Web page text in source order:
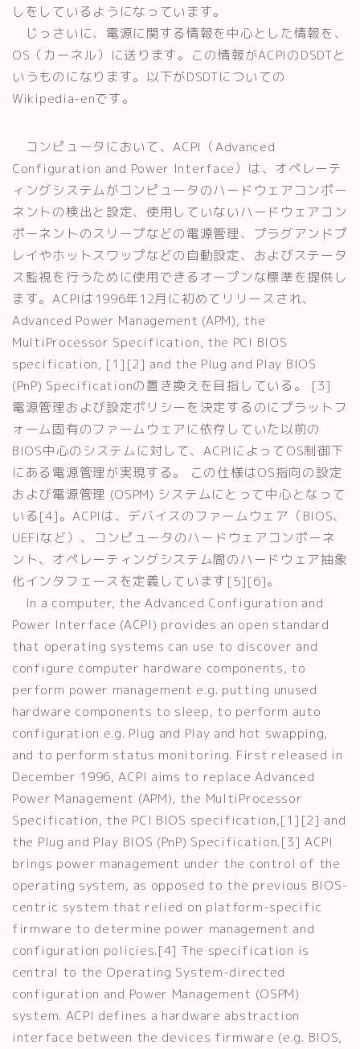
しをしているようになっています。
じっさいに、電源に関する情報を中心とした情報を、
OS（カーネル）に送ります。この情報がACPIのDSDTと
いうものになります。以下がDSDTについての
Wikipedia-enです。
コンピュータにおいて、ACPI（Advanced
Configuration and Power Interface）は、オペレーテ
ィングシステムがコンピュータのハードウェアコンポー
ネントの検出と設定、使用していないハードウェアコン
ポーネントのスリープなどの電源管理、プラグアンドプ
レイやホットスワップなどの自動設定、およびステータ
ス監視を行うために使用できるオープンな標準を提供し
ます。ACPIは1996年12月に初めてリリースされ、
Advanced Power Management (APM), the
MultiProcessor Specification, the PCI BIOS
specification, [1][2] and the Plug and Play BIOS
(PnP) Specificationの置き換えを目指している。 [3]
電源管理および設定ポリシーを決定するのにプラットフ
ォーム固有のファームウェアに依存していた以前の
BIOS中心のシステムに対して、ACPIによってOS制御下
にある電源管理が実現する。 この仕様はOS指向の設定
および電源管理 (OSPM) システムにとって中心となって
いる[4]。ACPIは、デバイスのファームウェア（BIOS、
UEFIなど）、コンピュータのハードウェアコンポーネ
ント、オペレーティングシステム間のハードウェア抽象
化インタフェースを定義しています[5][6]。
In a computer, the Advanced Configuration and
Power Interface (ACPI) provides an open standard
that operating systems can use to discover and
configure computer hardware components, to
perform power management e.g. putting unused
hardware components to sleep, to perform auto
configuration e.g. Plug and Play and hot swapping,
and to perform status monitoring. First released in
December 1996, ACPI aims to replace Advanced
Power Management (APM), the MultiProcessor
Specification, the PCI BIOS specification,[1][2] and
the Plug and Play BIOS (PnP) Specification.[3] ACPI
brings power management under the control of the
operating system, as opposed to the previous BIOS-
centric system that relied on platform-specific
firmware to determine power management and
configuration policies.[4] The specification is
central to the Operating System-directed
configuration and Power Management (OSPM)
system. ACPI defines a hardware abstraction
interface between the devices firmware (e.g. BIOS,